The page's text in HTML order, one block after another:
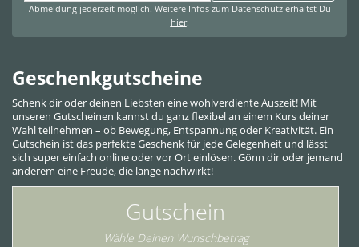
Abmeldung jederzeit möglich. Weitere Infos zum Datenschutz erhältst Du
hier.
Geschenkgutscheine
Schenk dir oder deinen Liebsten eine wohlverdiente Auszeit! Mit
unseren Gutscheinen kannst du ganz flexibel an einem Kurs deiner
Wahl teilnehmen – ob Bewegung, Entspannung oder Kreativität. Ein
Gutschein ist das perfekte Geschenk für jede Gelegenheit und lässt
sich super einfach online oder vor Ort einlösen. Gönn dir oder jemand
anderem eine Freude, die lange nachwirkt!
Gutschein
Wähle Deinen Wunschbetrag